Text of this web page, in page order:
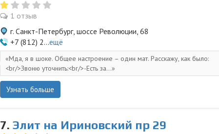
1 отзыв
г. Санкт-Петербург, шоссе Революции, 68
+7 (812) 2...ещё
Мда, я в шоке. Общее настроение – один мат. Расскажу, как было:
<br/>Звоню уточнить:<br/>-Есть за...
Узнать больше
7. Элит на Ириновский пр 29